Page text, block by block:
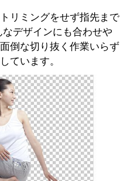
リミングをせず指先まで
デザインにも合わせや
倒な切り抜く作業いらず
ています。